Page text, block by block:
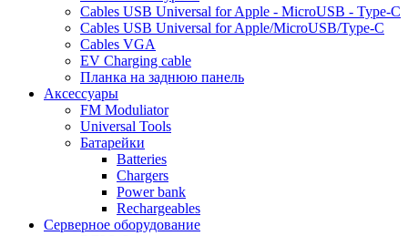
Cables USB Universal for Apple - MicroUSB - Type-C
Cables USB Universal for Apple/MicroUSB/Type-C
Cables VGA
EV Charging cable
Планка на заднюю панель
Аксессуары
FM Moduliator
Universal Tools
Батарейки
Batteries
Chargers
Power bank
Rechargeables
Серверное оборудование